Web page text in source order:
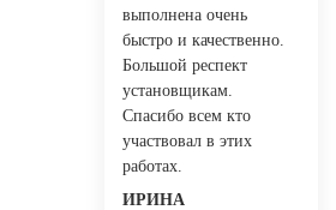
выполнена очень
быстро и качественно.
Большой респект
установщикам.
Спасибо всем кто
участвовал в этих
работах.
ИРИНА